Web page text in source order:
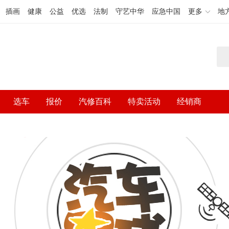
插画 健康 公益 优选 法制 守艺中华 应急中国 更多 地
选车 报价 汽修百科 特卖活动 经销商